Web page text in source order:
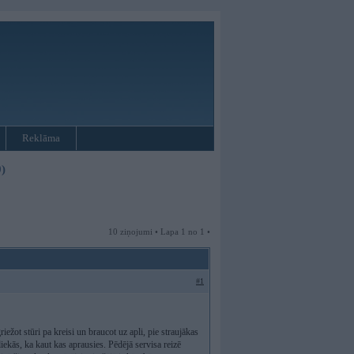
Reklāma
10 ziņojumi • Lapa 1 no 1 •
#1
stūri pa kreisi un braucot uz apli, pie straujākas
ka kaut kas aprausies. Pēdējā servisa reizē